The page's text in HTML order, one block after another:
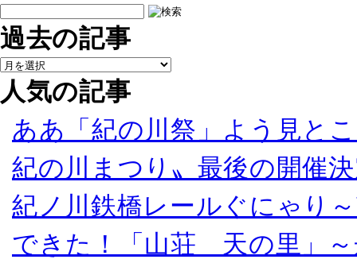
過去の記事
人気の記事
ああ「紀の川祭」よう見と
紀の川まつり〟最後の開催
紀ノ川鉄橋レールぐにゃり
できた！「山荘 天の里」～